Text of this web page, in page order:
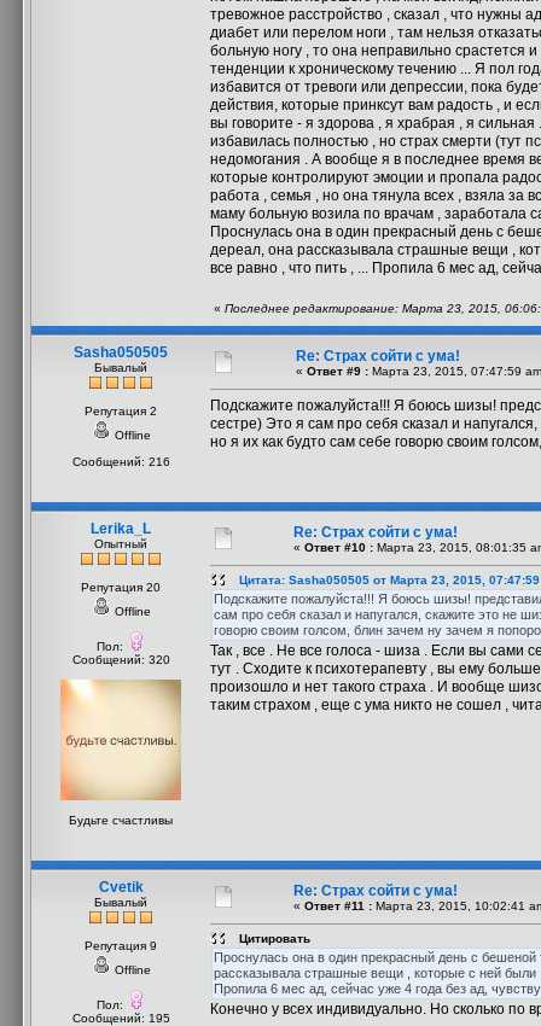
тревожное расстройство , сказал , что нужны
диабет или перелом ноги , там нельзя
больную ногу , то она неправильно срастется
тенденции к хроническому течению ... Я пол
избавится от тревоги или депрессии, пока
действия, которые принксут вам радость , и
вы говорите - я здорова , я храбрая , я
избавилась полностью , но страх смерти (тут
недомогания . А вообще я в последнее время
которые контролируют эмоции и пропала
работа , семья , но она тянула всех , взяла за
маму больную возила по врачам , заработала
Проснулась она в один прекрасный день с
дереал, она рассказывала страшные вещи ,
все равно , что пить , ... Пропила 6 мес ад,
« Последнее редактирование: Марта 23, 2015,
Sasha050505
Бывалый
Репутация 2
Offline
Сообщений: 216
Re: Страх сойти с ума!
« Ответ #9 : Марта 23, 2015, 07:47:59
Подскажите пожалуйста!!! Я боюсь шизы!
сестре) Это я сам про себя сказал и
но я их как будто сам себе говорю своим
Lerika_L
Опытный
Репутация 20
Offline
Пол:
Сообщений: 320
Будьте счастливы
Re: Страх сойти с ума!
« Ответ #10 : Марта 23, 2015, 08:01:35
Цитата: Sasha050505 от Марта 23, 2015,
Подскажите пожалуйста!!! Я боюсь шизы!
сам про себя сказал и напугался, скажите это не
говорю своим голсом, блин зачем ну зачем я
Так , все . Не все голоса - шиза . Если вы сами
тут . Сходите к психотерапевту , вы ему
произошло и нет такого страха . И вообще
таким страхом , еще с ума никто не сошел ,
Cvetik
Бывалый
Репутация 9
Offline
Пол:
Сообщений: 195
Re: Страх сойти с ума!
« Ответ #11 : Марта 23, 2015, 10:02:41
Цитировать
Проснулась она в один прекрасный день с бешеной
рассказывала страшные вещи , которые с ней были
Пропила 6 мес ад, сейчас уже 4 года без ад,
Конечно у всех индивидуально. Но сколько